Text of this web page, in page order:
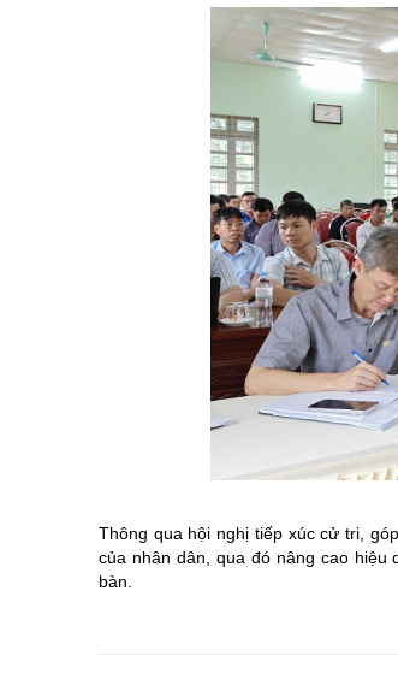
Thông qua hội nghị tiếp xúc cử tri,
của nhân dân, qua đó nâng cao
bàn.